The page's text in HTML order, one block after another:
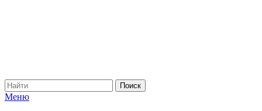
Меню